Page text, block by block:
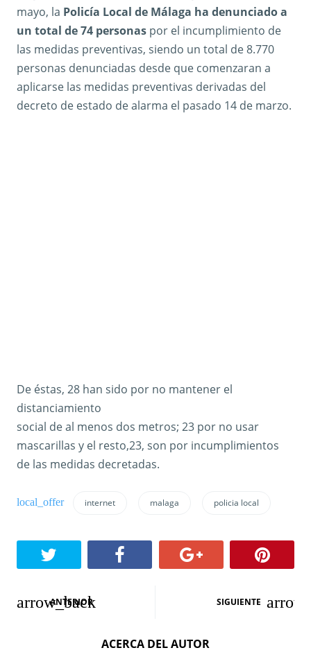
mayo, la Policía Local de Málaga ha denunciado a
un total de 74 personas por el incumplimiento de
las medidas preventivas, siendo un total de 8.770
personas denunciadas desde que comenzaran a
aplicarse las medidas preventivas derivadas del
decreto de estado de alarma el pasado 14 de marzo.
De éstas, 28 han sido por no mantener el
distanciamiento
social de al menos dos metros; 23 por no usar
mascarillas y el resto,23, son por incumplimientos
de las medidas decretadas.
internet malaga policia local
N
ANTERIOR SIGUIENTE
ACERCA DEL AUTOR